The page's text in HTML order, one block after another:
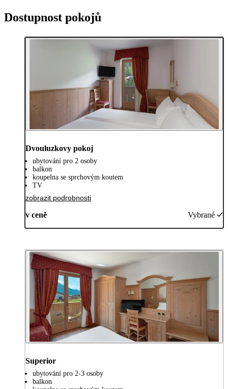
Dostupnost pokojů
Dvouluzkovy pokoj
ubytování pro 2 osoby
balkon
koupelna se sprchovým koutem
TV
zobrazit podrobnosti
v ceně Vybrané
Superior
ubytování pro 2-3 osoby
balkon